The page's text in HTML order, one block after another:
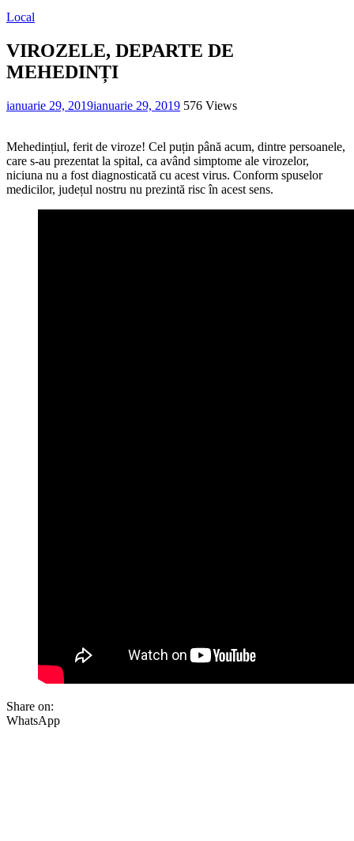
Local
VIROZELE, DEPARTE DE
MEHEDINȚI
ianuarie 29, 2019ianuarie 29, 2019 576 Views
Mehedințiul, ferit de viroze! Cel puțin până acum, dintre persoanele,
care s-au prezentat la spital, ca având simptome ale virozelor,
niciuna nu a fost diagnosticată cu acest virus. Conform spuselor
medicilor, județul nostru nu prezintă risc în acest sens.
Share on:
WhatsApp